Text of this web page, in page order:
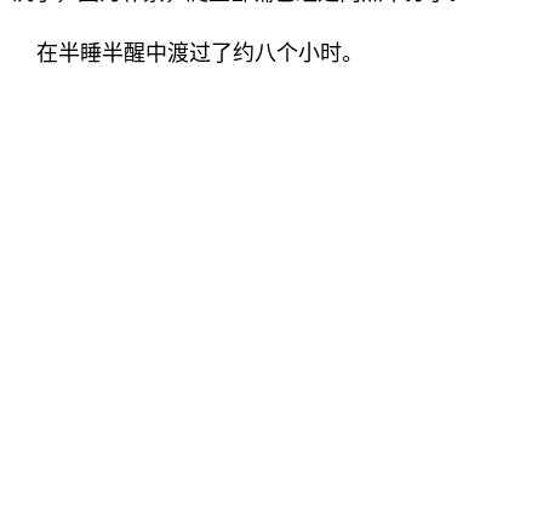
在半睡半醒中渡过了约八个小时。